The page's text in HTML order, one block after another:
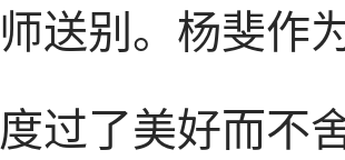
师送别。杨斐作
度过了美好而不